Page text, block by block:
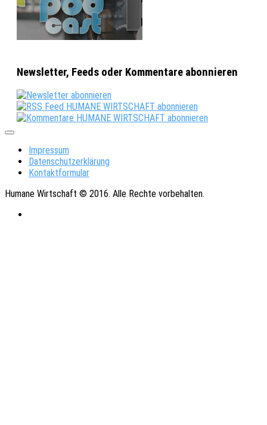
Newsletter, Feeds oder Kommentare abonnieren
Impressum
Datenschutzerklärung
Kontaktformular
Humane Wirtschaft © 2016. Alle Rechte vorbehalten.